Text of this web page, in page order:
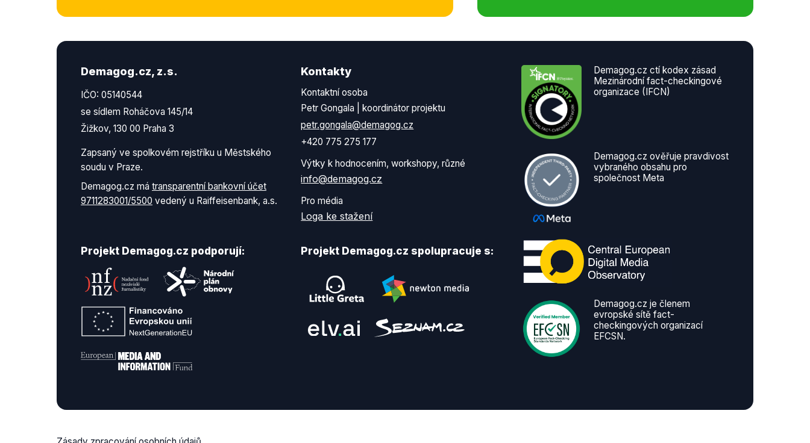
Demagog.cz, z.s.
IČO: 05140544
se sídlem Roháčova 145/14
Žižkov, 130 00 Praha 3
Zapsaný ve spolkovém rejstříku u Městského
soudu v Praze.
Demagog.cz má transparentní bankovní účet
9711283001/5500 vedený u Raiffeisenbank, a.s.
Kontakty
Kontaktní osoba
Petr Gongala | koordinátor projektu
petr.gongala@demagog.cz
+420 775 275 177
Výtky k hodnocením, workshopy, různé
info@demagog.cz
Pro média
Loga ke stažení
Projekt Demagog.cz podporují: Projekt Demagog.cz spolupracuje s:
Demagog.cz ctí kodex zásad
Mezinárodní fact-checkingové
organizace (IFCN)
Demagog.cz ověřuje pravdivost
vybraného obsahu pro
společnost Meta
Demagog.cz je členem
evropské sítě fact-
checkingových organizací
EFCSN.